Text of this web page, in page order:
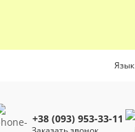
Язык
+38 (093) 953-33-11